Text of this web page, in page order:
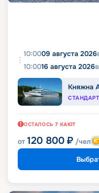
10:0009 августа 2026
10:0016 августа 2026
Княжна
СТАНДАРТ
ОСТАЛОСЬ 7 КАЮТ
от 120 800 ₽ /чел